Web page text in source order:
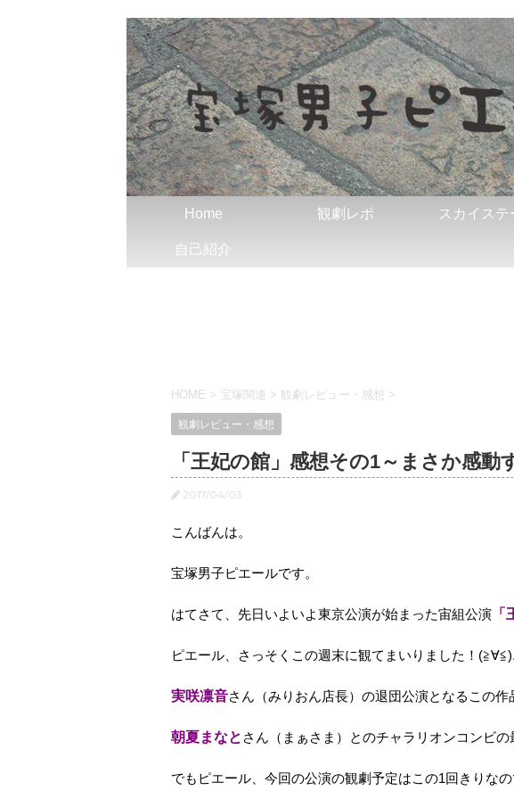
Home 観劇レポ スカイステ
自己紹介
HOME > 宝塚関連 > 観劇レビュー・感想 >
観劇レビュー・感想
「王妃の館」感想その1～まさか感
2017/04/03
こんばんは。
宝塚男子ピエールです。
はてさて、先日いよいよ東京公演が始まった宙組公演
ピエール、さっそくこの週末に観てまいりました！(≧∀≦)
実咲凛音さん（みりおん店長）の退団公演となるこの作
朝夏まなと さん（まぁさま）とのチャラリオンコンビ
でもピエール、今回の公演の観劇予定はこの1回きりな